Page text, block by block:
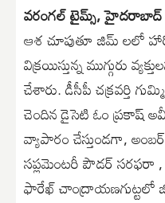
వరంగల్ టైమ్స్,
ఆశ చూపుతూ జిమ్ లలో
విక్రయిస్తున్న ముగ్గురు
చేశారు. డీసీపీ చక్రవర్తి
చెందిన డైసెటి ఓం ప్రకాష్
వ్యాపారం చేస్తుండగా,
సప్లమెంటరీ పౌడర్ సరఫరా
ఫారేఖ్ చాంద్రాయణగుట్టలో